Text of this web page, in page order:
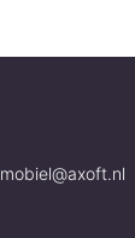
mobiel@axoft.nl